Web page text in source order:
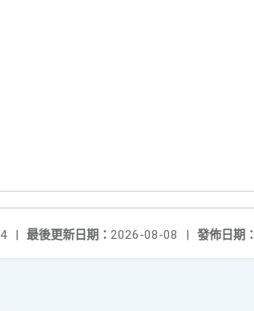
發佈日期：
最後更新日期： 2026-08-08 |
|